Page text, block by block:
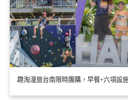
趣淘漫旅台南限時團購，早餐+六項設